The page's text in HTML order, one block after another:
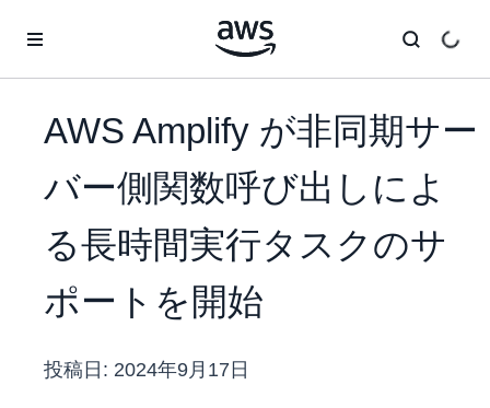
AWS Amplify が非同期サー
バー側関数呼び出しによ
る長時間実行タスクのサ
ポートを開始
投稿日: 2024年9月17日